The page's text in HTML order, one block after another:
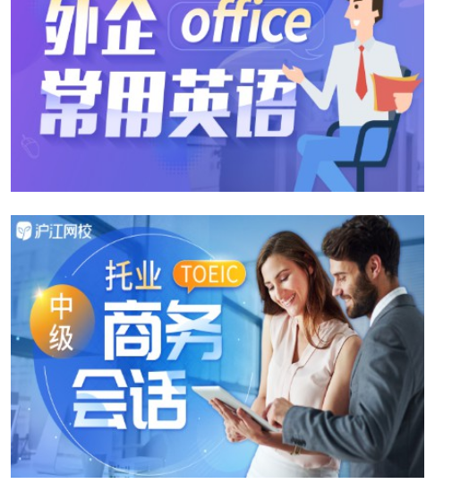
[sɔːs]
调味汁
[真题例句]
May I make a recommendation, sir? Our seafood with this
先生，我可以给您推荐吗?我们的海鲜配这种特制的酱汁很好吃
⭐beverage
[ˈbevərɪdʒ]
[真题例句]
In 1993. New York State ordered stores to charge a deposit
在1993年。纽约州要求商店对饮料容器收取押金。
⭐alcohol
[ˈælkəhɒll]
酒精